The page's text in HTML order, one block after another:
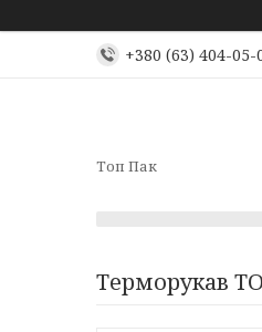
+380 (63) 404-05-
Топ Пак
Терморукав